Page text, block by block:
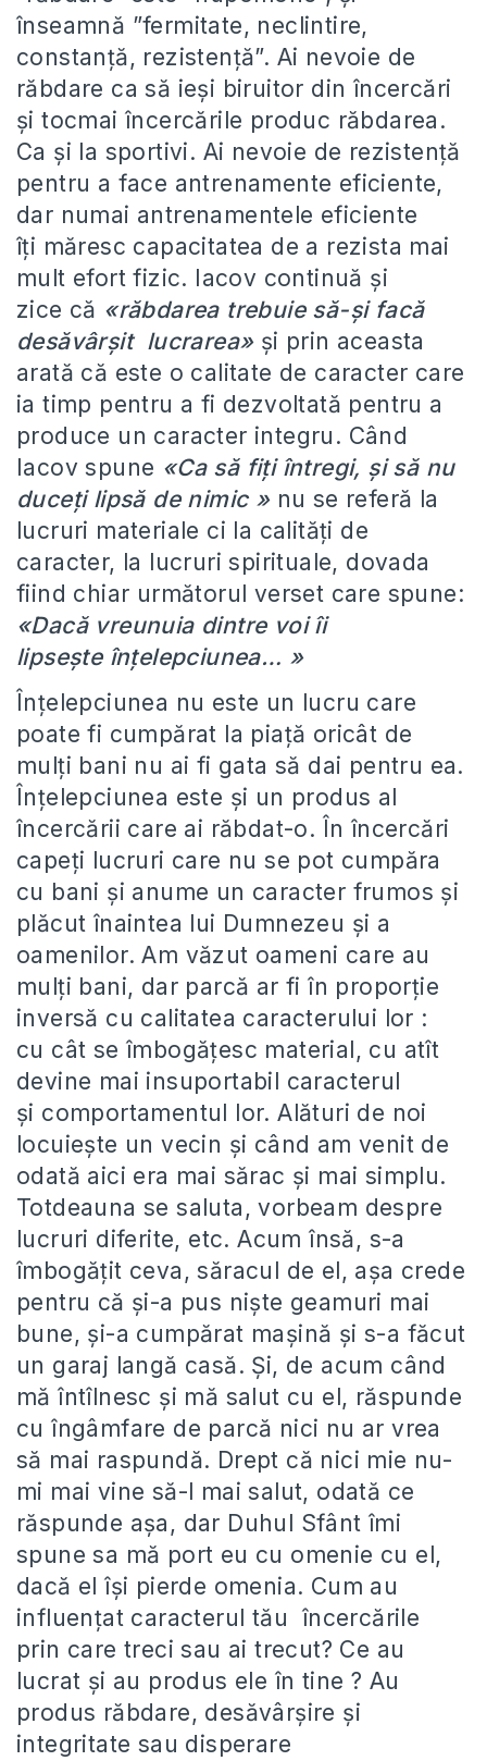
înseamnă ”fermitate, neclintire,
constanţă, rezistenţă”. Ai nevoie de
răbdare ca să ieşi biruitor din încercări
şi tocmai încercările produc răbdarea.
Ca şi la sportivi. Ai nevoie de rezistenţă
pentru a face antrenamente eficiente,
dar numai antrenamentele eficiente
îţi măresc capacitatea de a rezista mai
mult efort fizic. Iacov continuă şi
zice că «răbdarea trebuie să-şi facă
desăvârşit lucrarea»şi prin aceasta
arată că este o calitate de caracter care
ia timp pentru a fi dezvoltată pentru a
produce un caracter integru. Când
Iacov spune «Ca să fiți întregi, şi să nu
duceţi lipsă de nimic »nu se referă la
lucruri materiale ci la calităţi de
caracter, la lucruri spirituale, dovada
fiind chiar următorul verset care spune:
«Dacă vreunuia dintre voi îi
lipseşte înţelepciunea… »
Înţelepciunea nu este un lucru care
poate fi cumpărat la piaţă oricât de
mulţi bani nu ai fi gata să dai pentru ea.
Înţelepciunea este şi un produs al
încercării care ai răbdat-o. În încercări
capeţi lucruri care nu se pot cumpăra
cu bani şi anume un caracter frumos şi
plăcut înaintea lui Dumnezeu şi a
oamenilor. Am văzut oameni care au
mulţi bani, dar parcă ar fi în proporţie
inversă cu calitatea caracterului lor :
cu cât se îmbogăţesc material, cu atît
devine mai insuportabil caracterul
şi comportamentul lor. Alături de noi
locuieşte un vecin şi când am venit de
odată aici era mai sărac şi mai simplu.
Totdeauna se saluta, vorbeam despre
lucruri diferite, etc. Acum însă, s-a
îmbogăţit ceva, săracul de el, aşa crede
pentru că şi-a pus nişte geamuri mai
bune, şi-a cumpărat maşină şi s-a făcut
un garaj langă casă. Şi, de acum când
mă întîlnesc şi mă salut cu el, răspunde
cu îngâmfare de parcă nici nu ar vrea
să mai raspundă. Drept că nici mie nu-
mi mai vine să-l mai salut, odată ce
răspunde aşa, dar Duhul Sfânt îmi
spune sa mă port eu cu omenie cu el,
dacă el îşi pierde omenia. Cum au
influenţat caracterul tău încercările
prin care treci sau ai trecut? Ce au
lucrat şi au produs ele în tine ? Au
produs răbdare, desăvârşire şi
integritate sau disperare